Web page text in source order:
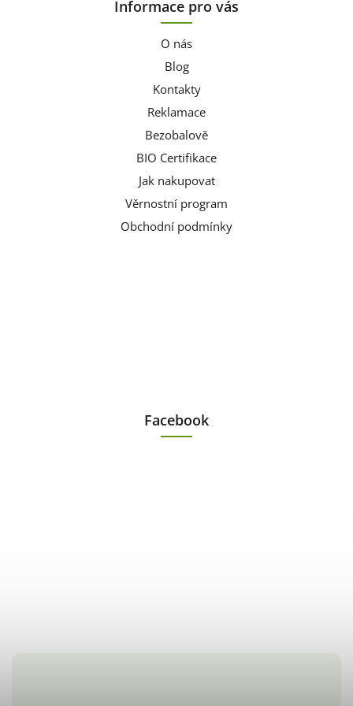
Informace pro vás
O nás
Blog
Kontakty
Reklamace
Bezobalově
BIO Certifikace
Jak nakupovat
Věrnostní program
Obchodní podmínky
Facebook